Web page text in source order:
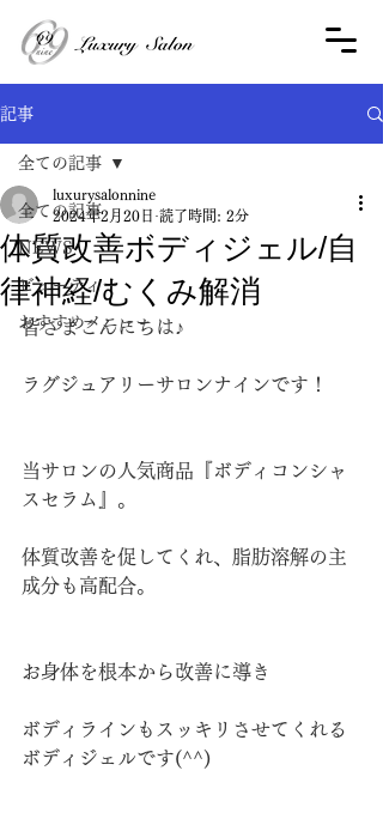
記事
全ての記事
NEWS
ビューティー
おすすめメニュー
全ての記事
体質改善ボディジェル/自
律神経/むくみ解消
luxurysalonnine
2024年2月20日 読了時間: 2分
皆さまこんにちは♪
ラグジュアリーサロンナインです！
当サロンの人気商品『ボディコンシャ
スセラム』。
体質改善を促してくれ、脂肪溶解の主
成分も高配合。
お身体を根本から改善に導き
ボディラインもスッキリさせてくれる
ボディジェルです(^^)